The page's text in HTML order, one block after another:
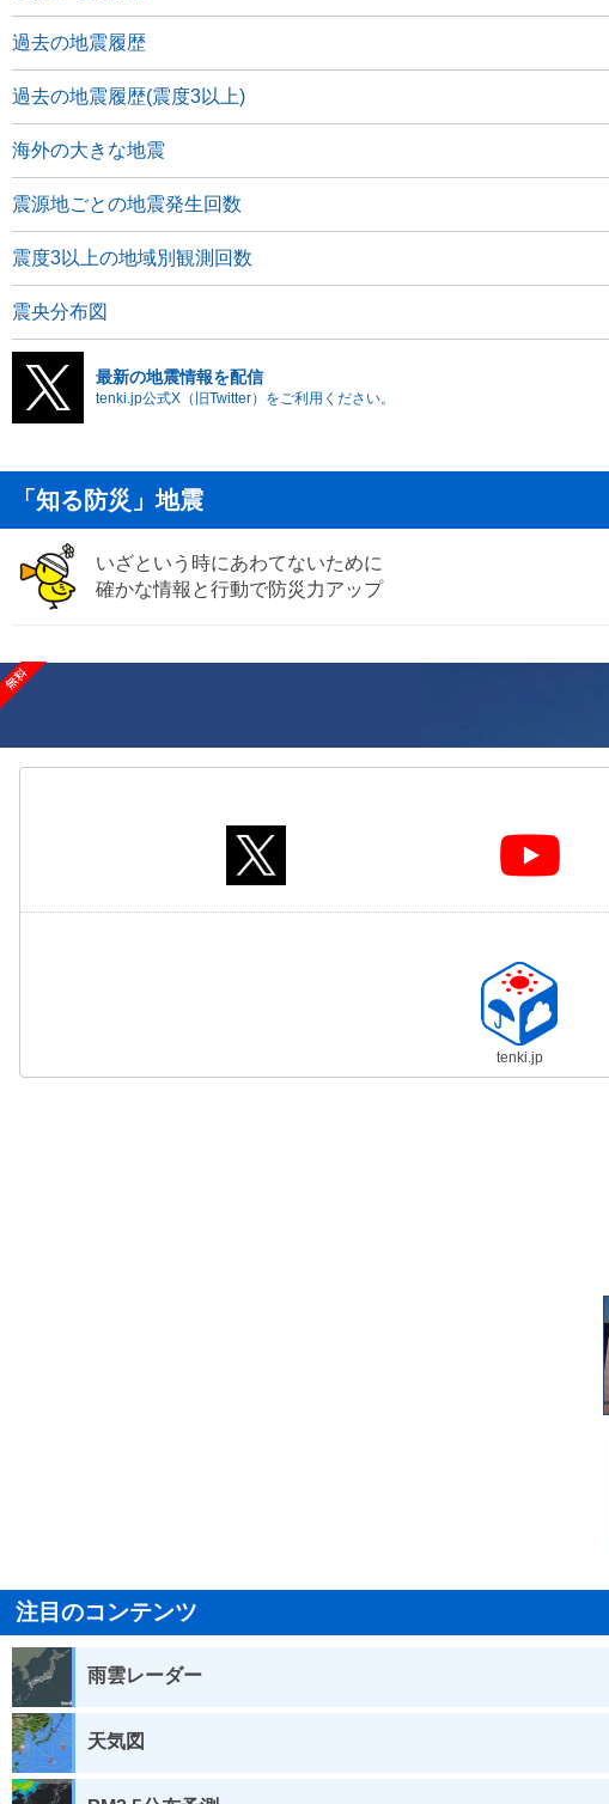
過去の地震履歴
過去の地震履歴(震度3以上)
海外の大きな地震
震源地ごとの地震発生回数
震度3以上の地域別観測回数
震央分布図
最新の地震情報を配信
tenki.jp公式X（旧Twitter）をご利用ください。
「知る防災」地震
いざという時にあわてないために
確かな情報と行動で防災力アップ
tenki.jp
注目のコンテンツ
雨雲レーダー
天気図